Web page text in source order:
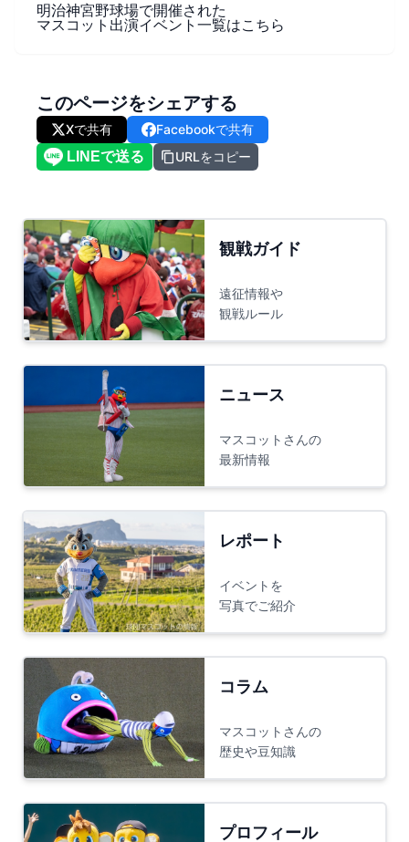
明治神宮野球場で開催された
マスコット出演イベント一覧はこちら
このページをシェアする
Xで共有
Facebookで共有
URLをコピー
観戦ガイド
遠征情報や
観戦ルール
ニュース
マスコットさんの
最新情報
レポート
イベントを
写真でご紹介
コラム
マスコットさんの
歴史や豆知識
プロフィール